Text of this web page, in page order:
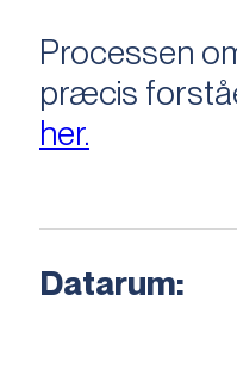
Processen
præcis
her.
Datarum: